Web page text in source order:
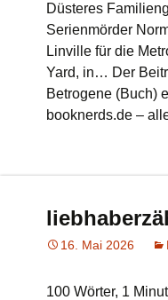
Düsteres
Serienmörder
Linville für die
Yard, in… Der
Betrogene (Buch)
booknerds.de –
16. Mai 2026
100 Wörter, 1